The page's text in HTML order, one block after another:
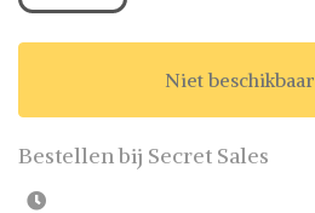
Niet beschikbaar
Bestellen bij Secret Sales